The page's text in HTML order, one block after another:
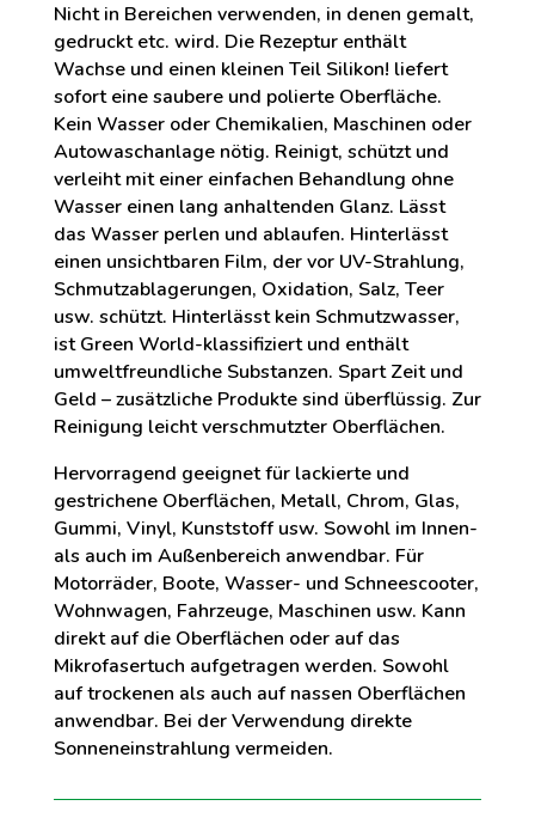
Nicht in Bereichen verwenden, in denen gemalt,
gedruckt etc. wird. Die Rezeptur enthält
Wachse und einen kleinen Teil Silikon! liefert
sofort eine saubere und polierte Oberfläche.
Kein Wasser oder Chemikalien, Maschinen oder
Autowaschanlage nötig. Reinigt, schützt und
verleiht mit einer einfachen Behandlung ohne
Wasser einen lang anhaltenden Glanz. Lässt
das Wasser perlen und ablaufen. Hinterlässt
einen unsichtbaren Film, der vor UV-Strahlung,
Schmutzablagerungen, Oxidation, Salz, Teer
usw. schützt. Hinterlässt kein Schmutzwasser,
ist Green World-klassifiziert und enthält
umweltfreundliche Substanzen. Spart Zeit und
Geld – zusätzliche Produkte sind überflüssig. Zur
Reinigung leicht verschmutzter Oberflächen.
Hervorragend geeignet für lackierte und
gestrichene Oberflächen, Metall, Chrom, Glas,
Gummi, Vinyl, Kunststoff usw. Sowohl im Innen-
als auch im Außenbereich anwendbar. Für
Motorräder, Boote, Wasser- und Schneescooter,
Wohnwagen, Fahrzeuge, Maschinen usw. Kann
direkt auf die Oberflächen oder auf das
Mikrofasertuch aufgetragen werden. Sowohl
auf trockenen als auch auf nassen Oberflächen
anwendbar. Bei der Verwendung direkte
Sonneneinstrahlung vermeiden.